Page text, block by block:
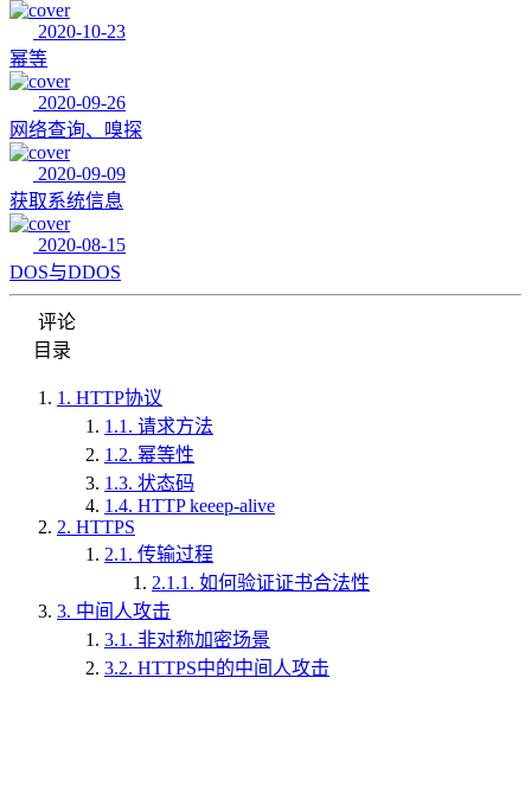
2020-10-23
幂等
2020-09-26
网络查询、嗅探
2020-09-09
获取系统信息
2020-08-15
DOS与DDOS
评论
目录
1. HTTP协议
1.1. 请求方法
1.2. 幂等性
1.3. 状态码
1.4. HTTP keeep-alive
2. HTTPS
2.1. 传输过程
2.1.1. 如何验证证书合法性
3. 中间人攻击
3.1. 非对称加密场景
3.2. HTTPS中的中间人攻击